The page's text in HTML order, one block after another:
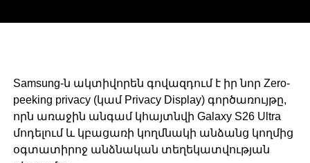
Samsung-ն ակտիվորեն գովազդում է իր նոր Zero-
peeking privacy (կամ Privacy Display) գործառույթը,
որն առաջին անգամ կհայտնվի Galaxy S26 Ultra
մոդելում և կբացառի կողմնակի անձանց կողմից
օգտատիրոջ անձնական տեղեկատվության